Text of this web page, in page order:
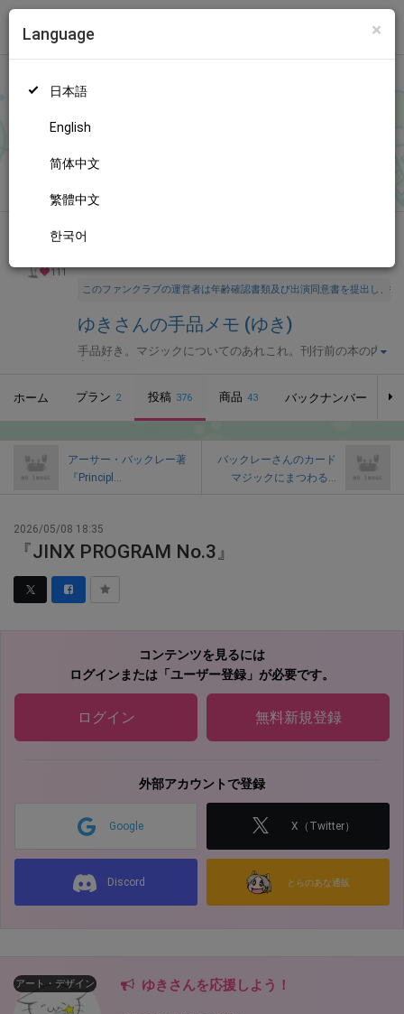
トップ
×
Language
日本語
English
简体中文
繁體中文
한국어
が応援しています。
どの特別なコンテンツをお楽しみいただけます。
111
全年齢向け
このファンクラブの運営者は年齢確認書類及び出演同意書を提出し、
ゆきさんの手品メモ (ゆき)
手品好き。マジックについてのあれこれ。刊行前の本の内
ホーム プラン 2 投稿 376 商品 43 バックナンバー
アーサー・バックレー著
『Principl...
バックレーさんのカード
マジックにまつわる...
2026/05/08 18:35
『JINX PROGRAM No.3』
コンテンツを見るには
ログインまたは「ユーザー登録」が必要です。
ログイン 無料新規登録
外部アカウントで登録
Google X（Twitter）
Discord とらのあな通販
アート・デザイン ゆきさんを応援しよう！